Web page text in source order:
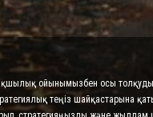
ойынымызбен осы
теңіз шайқастарына